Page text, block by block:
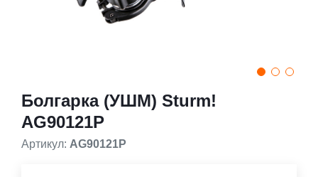
Болгарка (УШМ) Sturm!
AG90121P
Артикул: AG90121P